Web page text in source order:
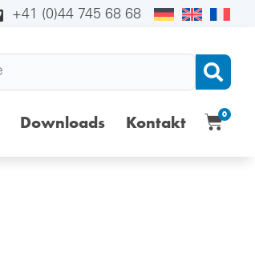
+41 (0)44 745 68 68
Downloads Kontakt 0